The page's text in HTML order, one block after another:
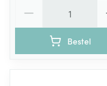
Bestel